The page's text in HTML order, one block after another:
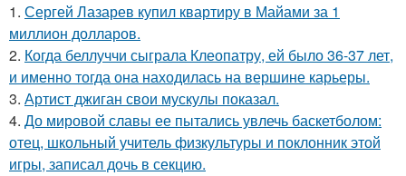
1. Сергей Лазарев купил квартиру в Майами за 1
миллион долларов.
2. Когда беллуччи сыграла Клеопатру, ей было 36-37 лет,
и именно тогда она находилась на вершине карьеры.
3. Артист джиган свои мускулы показал.
4. До мировой славы ее пытались увлечь баскетболом:
отец, школьный учитель физкультуры и поклонник этой
игры, записал дочь в секцию.